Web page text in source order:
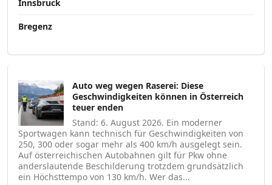
Innsbruck
Bregenz
Auto weg wegen Raserei: Diese
Geschwindigkeiten können in Österreich
teuer enden
Stand: 6. August 2026. Ein moderner
Sportwagen kann technisch für Geschwindigkeiten von
250, 300 oder sogar mehr als 400 km/h ausgelegt sein.
Auf österreichischen Autobahnen gilt für Pkw ohne
anderslautende Beschilderung trotzdem grundsätzlich
ein Höchsttempo von 130 km/h. Wer das...